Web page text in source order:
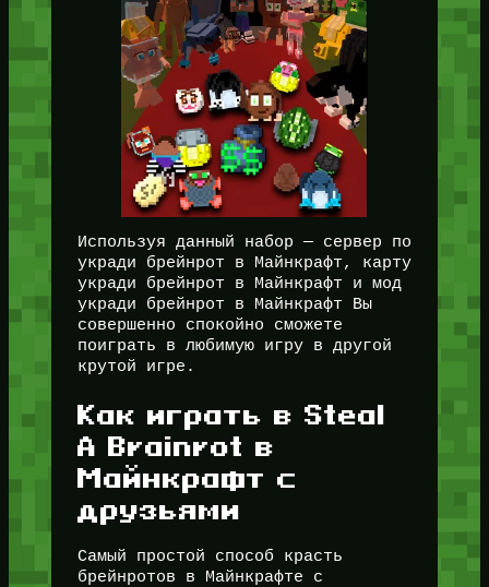
Используя данный набор — сервер по
укради брейнрот в Майнкрафт, карту
укради брейнрот в Майнкрафт и мод
укради брейнрот в Майнкрафт Вы
совершенно спокойно сможете
поиграть в любимую игру в другой
крутой игре.
Как играть в Steal
A Brainrot в
Майнкрафт с
друзьями
Самый простой способ красть
брейнротов в Майнкрафте с